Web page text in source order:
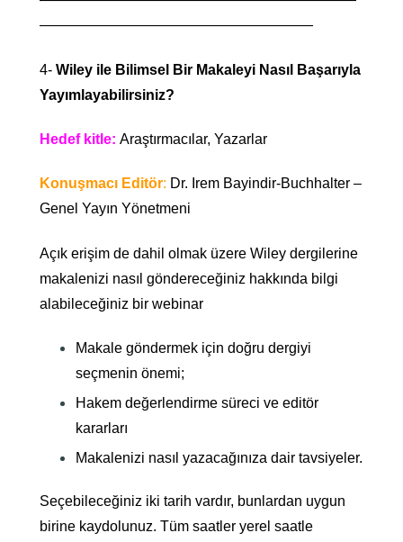
———————————————————
4- Wiley ile Bilimsel Bir Makaleyi Nasıl Başarıyla
Yayımlayabilirsiniz?
Hedef kitle: Araştırmacılar, Yazarlar
Konuşmacı Editör: Dr. Irem Bayindir-Buchhalter –
Genel Yayın Yönetmeni
Açık erişim de dahil olmak üzere Wiley dergilerine
makalenizi nasıl göndereceğiniz hakkında bilgi
alabileceğiniz bir webinar
Makale göndermek için doğru dergiyi
seçmenin önemi;
Hakem değerlendirme süreci ve editör
kararları
Makalenizi nasıl yazacağınıza dair tavsiyeler.
Seçebileceğiniz iki tarih vardır, bunlardan uygun
birine kaydolunuz. Tüm saatler yerel saatle